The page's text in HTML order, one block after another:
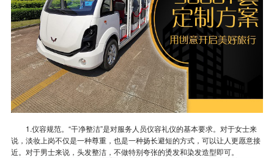
1.仪容规范。“干净整洁”是对服务人员仪容礼仪的基本要求。对于女士来
说，淡妆上岗不仅是一种尊重，也是一种扬长避短的方式，可以让人更愿意接
近。对于男士来说，头发整洁，不做特别夸张的烫发和染发造型即可。